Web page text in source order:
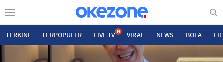
TERKINI TERPOPULER LIVE TV N VIRAL NEWS BOLA